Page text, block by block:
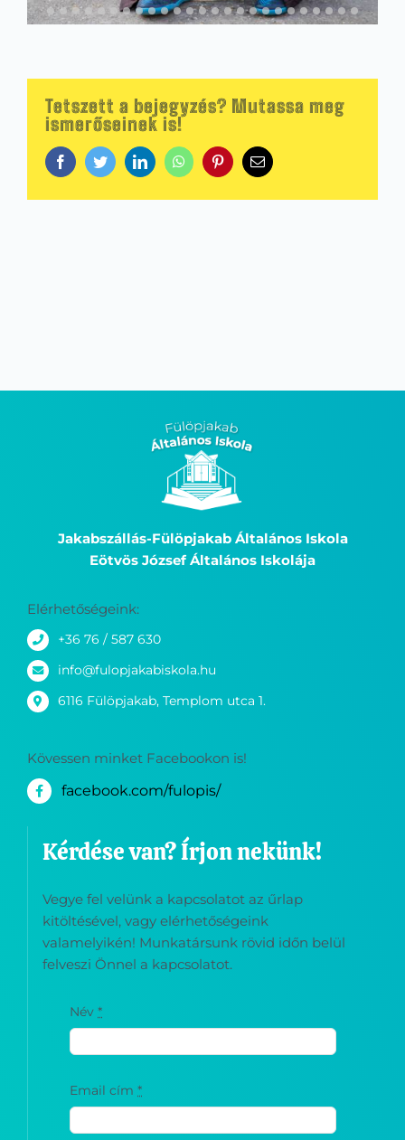
Tetszett a bejegyzés? Mutassa meg
ismerőseinek is!
FacebookTwitterLinkedInWhatsAppPinterestEmail:
Jakabszállás-Fülöpjakab Általános Iskola
Eötvös József Általános Iskolája
Elérhetőségeink:
+36 76 / 587 630
info@fulopjakabiskola.hu
6116 Fülöpjakab, Templom utca 1.
Kövessen minket Facebookon is!
facebook.com/fulopis/
Kérdése van? Írjon nekünk!
Vegye fel velünk a kapcsolatot az űrlap
kitöltésével, vagy elérhetőségeink
valamelyikén! Munkatársunk rövid időn belül
felveszi Önnel a kapcsolatot.
Név*
Email cím*